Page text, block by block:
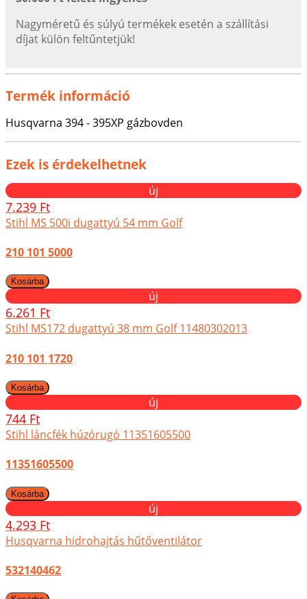
Nagyméretű és súlyú termékek esetén a szállítási
díjat külön feltűntetjük!
Termék információ
Husqvarna 394 - 395XP gázbovden
Ezek is érdekelhetnek
új
7.239 Ft
Stihl MS 500i dugattyú 54 mm Golf
210 101 5000
új
6.261 Ft
Stihl MS172 dugattyú 38 mm Golf 11480302013
210 101 1720
új
744 Ft
Stihl láncfék húzórugó 11351605500
11351605500
új
4.293 Ft
Husqvarna hidrohajtás hűtőventilátor
532140462